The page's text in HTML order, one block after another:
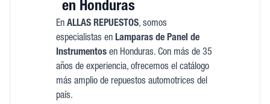
en Honduras
En ALLAS REPUESTOS, somos
especialistas en Lamparas de Panel de
Instrumentosen Honduras. Con más de 35
años de experiencia, ofrecemos el catálogo
más amplio de repuestos automotrices del
país.